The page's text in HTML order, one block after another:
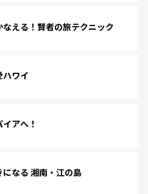
える！賢者の旅テクニック
ワイ
アへ！
なる 湘南・江の島